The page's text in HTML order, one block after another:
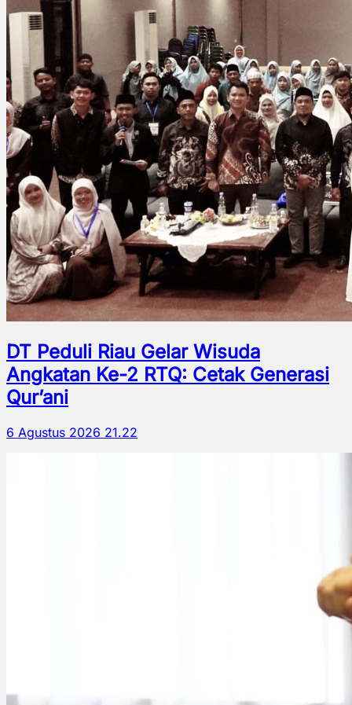
DT Peduli Riau Gelar Wisuda
Angkatan Ke-2 RTQ: Cetak Generasi
Qur’ani
6 Agustus 2026 21.22